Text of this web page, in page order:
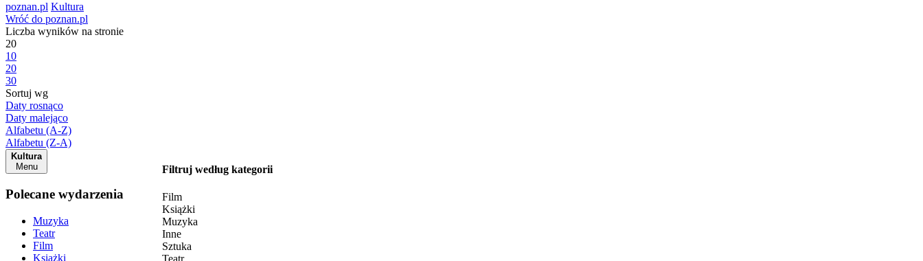
poznan.pl Kultura
Wróć do poznan.pl
Liczba wyników na stronie
20
10
20
30
Sortuj wg
Daty rosnąco
Daty malejąco
Alfabetu (A-Z)
Alfabetu (Z-A)
Kultura
Menu
Polecane wydarzenia
Muzyka
Teatr
Film
Książki
Filtruj według kategorii
Film
Książki
Muzyka
Inne
Sztuka
Teatr